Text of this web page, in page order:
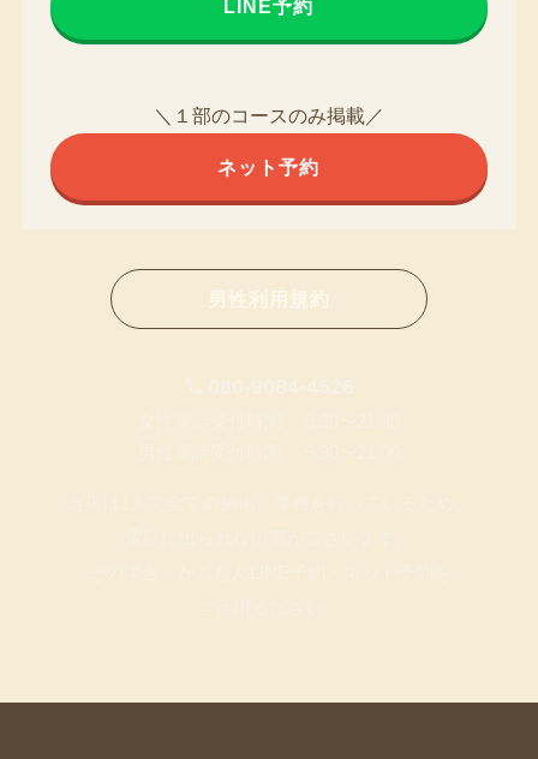
LINE予約
＼１部のコースのみ掲載／
ネット予約
男性利用規約